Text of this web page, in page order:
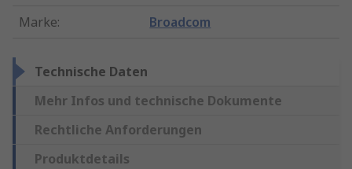
Marke: Broadcom
Technische Daten
Mehr Infos und technische Dokumente
Rechtliche Anforderungen
Produktdetails